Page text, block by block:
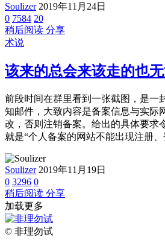
Soulizer 2019年11月24日
0 7584 20
稍后阅读 分享
术说
该来的总会来该走的也
前段时间在群里看到一张截图，是一
知邮件，大致内容是备案信息与实际
改，否则注销备案。给出的具体要求
就是“个人备案的网站不能出现注册
Soulizer 2019年11月19日
0 3296 0
稍后阅读 分享
加载更多
© 非理勿试